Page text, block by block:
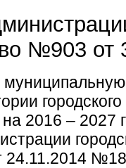
№903 от
2016 – 2027
24.11.2014